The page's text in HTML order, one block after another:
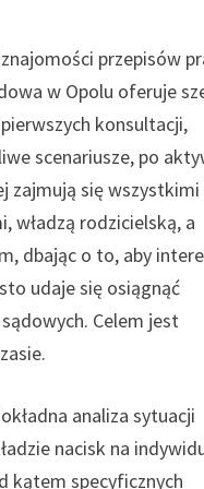
przepisów
w Opolu oferuje
konsultacji,
scenariusze, po
zajmują się wszystkimi
władzą rodzicielską, a
dbając o to, aby
udaje się osiągnąć
Celem jest
analiza sytuacji
nacisk na
kątem specyficznych